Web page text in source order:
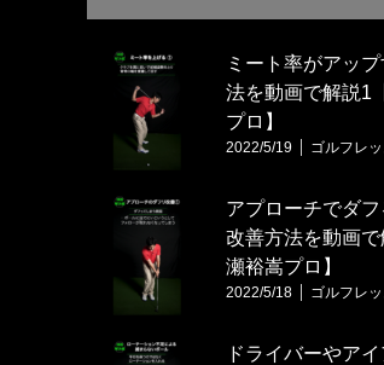
ミート率がアッ
法を動画で解説1
プロ】
2022/5/19 ゴルフレ
アプローチでダフ
改善方法を動画
瀬裕嵩プロ】
2022/5/18 ゴルフレ
ドライバーやア